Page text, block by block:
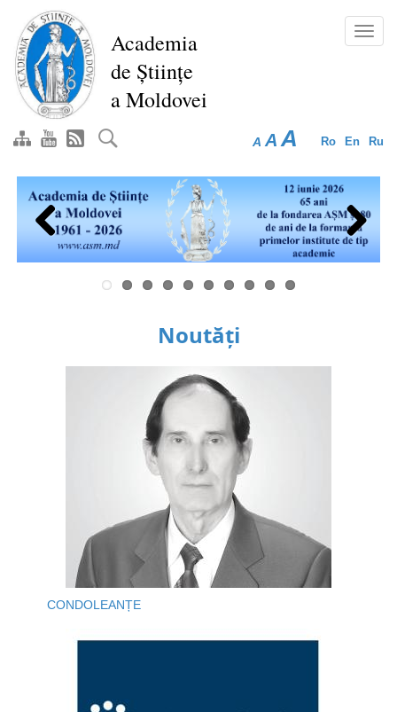
conţinutul
principal
Academia
de Științe
a Moldovei
Ro En Ru
A A A
Previous Next
Noutăți
CONDOLEANȚE